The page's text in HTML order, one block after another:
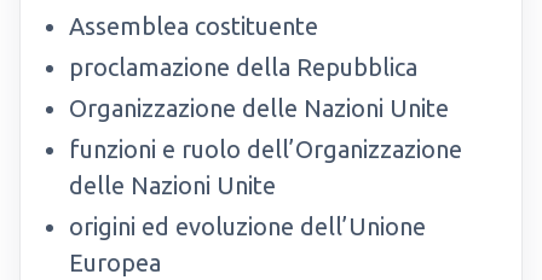
Assemblea costituente
proclamazione della Repubblica
Organizzazione delle Nazioni Unite
funzioni e ruolo dell’Organizzazione
delle Nazioni Unite
origini ed evoluzione dell’Unione
Europea